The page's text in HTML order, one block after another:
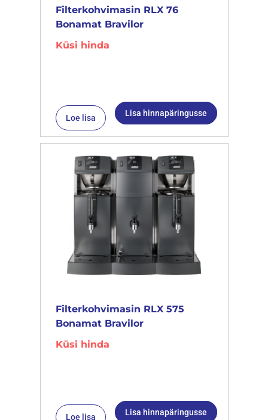
Filterkohvimasin RLX 76
Bonamat Bravilor
Küsi hinda
Loe lisa Lisa hinnapäringusse
Filterkohvimasin RLX 575
Bonamat Bravilor
Küsi hinda
Loe lisa Lisa hinnapäringusse